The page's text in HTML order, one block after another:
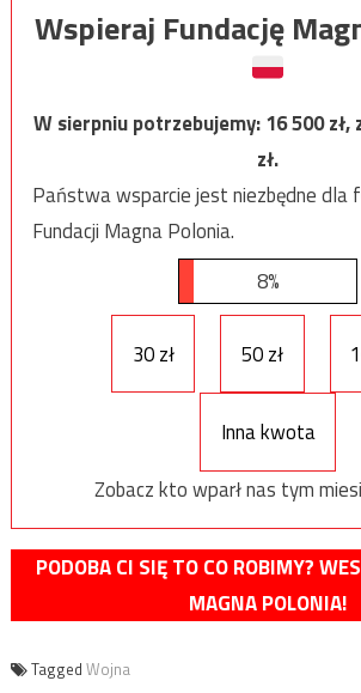
Wspieraj Fundację
W sierpniu potrzebujemy:16 500zł,
zł.
Państwa wsparcie jest niezbędne dla
Fundacji Magna Polonia.
8%
30 zł 50 zł
Inna kwota
Zobacz kto wparł nas tym
PODOBA CI SIĘ TO CO ROBIMY?
MAGNA POLONIA!
Tagged Wojna